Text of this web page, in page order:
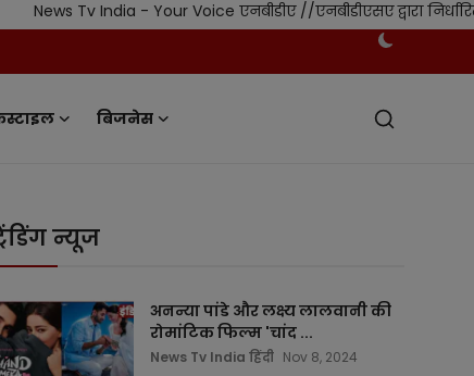
India - Your Voice एनबीडीए //एनबीडीएसए द्वारा निर्धारित
बिजनेस
न्यूज
अनन्या पांडे और लक्ष्य लालवानी की
रोमांटिक फिल्म 'चांद ...
News Tv India हिंदी Nov 8, 2024